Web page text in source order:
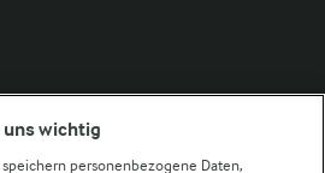
uns wichtig
speichern personenbezogene Daten,